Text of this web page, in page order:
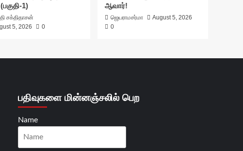
1)
சக்திதாசன்
5, 2026
0
ஆவார்!
ஜெயராமசர்மா
August 5, 2026
0
பதிவுகளை மின்னஞ்சலில் பெற
Name